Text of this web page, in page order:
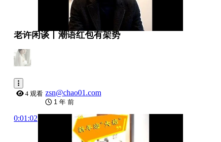
老许闲谈丨潮语红包有架势
4 观看 zsn@chao01.com
1 年 前
0:01:02